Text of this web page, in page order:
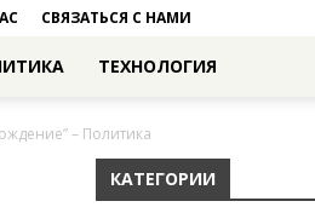
СВЯЗАТЬСЯ С НАМИ
ТЕХНОЛОГИЯ
– Политика
КАТЕГОРИИ